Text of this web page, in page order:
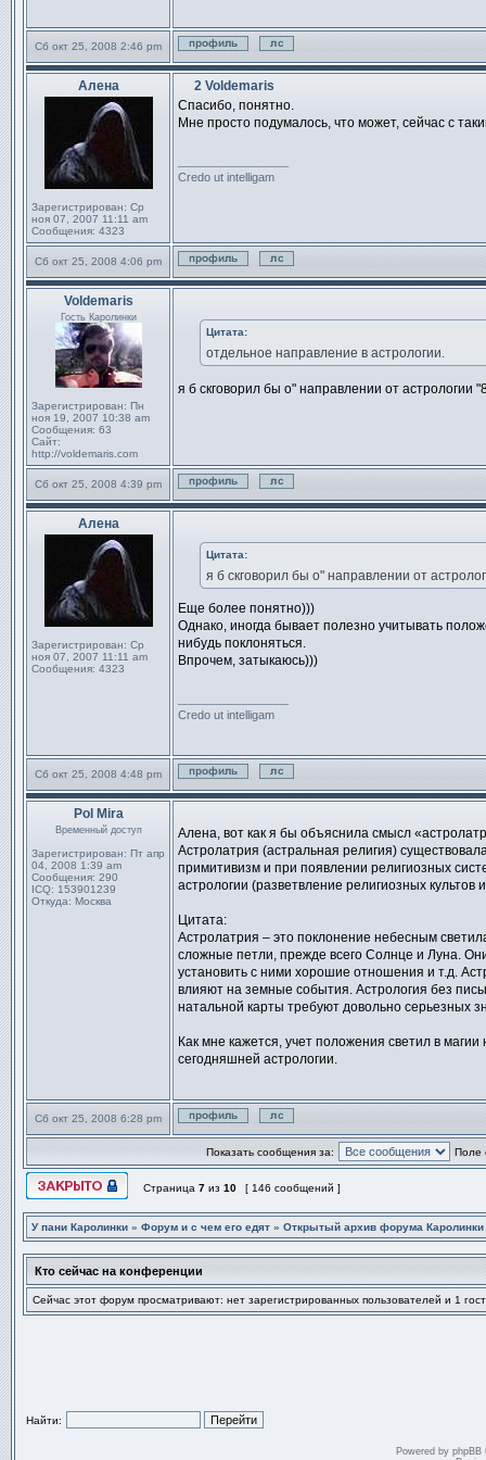
Сб окт 25, 2008 2:46 pm
Профиль
Отправить личное
Алена
Зарегистрирован: Ср
ноя 07, 2007 11:11 am
Сообщения: 4323
Сообщение
2 Voldemaris
Спасибо, понятно.
Мне просто подумалось, что может, сейчас с
Credo ut intelligam
Сб окт 25, 2008 4:06 pm
Профиль
Отправить личное
Voldemaris
Гость Каролинки
Зарегистрирован: Пн
ноя 19, 2007 10:38 am
Сообщения: 63
Сайт:
http://voldemaris.com
Цитата:
отдельное направление в астрологии.
я б скговорил бы о" направлении от астрологии
Сб окт 25, 2008 4:39 pm
Профиль
Отправить личное
Алена
Зарегистрирован: Ср
ноя 07, 2007 11:11 am
Сообщения: 4323
Цитата:
я б скговорил бы о" направлении от
Еще более понятно)))
Однако, иногда бывает полезно учитывать
нибудь поклоняться.
Впрочем, затыкаюсь)))
Credo ut intelligam
Сб окт 25, 2008 4:48 pm
Профиль
Отправить личное
Pol Mira
Временный доступ
Зарегистрирован: Пт апр
04, 2008 1:39 am
Сообщения: 290
ICQ: 153901239
Откуда: Москва
Алена, вот как я бы объяснила смысл
Астролатрия (астральная религия)
примитивизм и при появлении религиозных
астрологии (разветвление религиозных культов
Цитата:
Астролатрия – это поклонение небесным
сложные петли, прежде всего Солнце и Луна.
установить с ними хорошие отношения и т.д.
влияют на земные события. Астрология без
натальной карты требуют довольно серьезных
Как мне кажется, учет положения светил в
сегодняшней астрологии.
Сб окт 25, 2008 6:28 pm
Профиль
Отправить личное
Показать сообщения за:
Поле
Страница 7 из 10 [ 146 сообщений ]
У пани Каролинки » Форум и с чем его едят » Открытый архив форума Каролинки
Кто сейчас на конференции
Сейчас этот форум просматривают: нет зарегистрированных пользователей и 1
Найти:
Powered by phpBB